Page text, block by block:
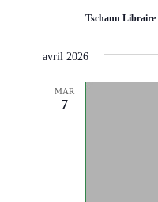
Tschann Libraire
avril 2026
MAR
7